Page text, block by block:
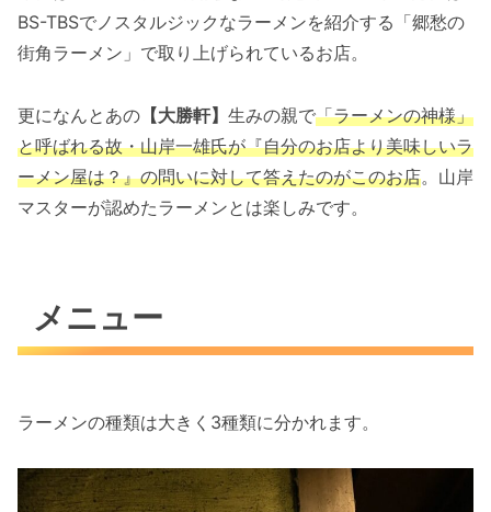
BS-TBSでノスタルジックなラーメンを紹介する「郷愁の
街角ラーメン」で取り上げられているお店。
更になんとあの 【大勝軒】 生みの親で「ラーメンの神様」
と呼ばれる故・山岸一雄氏が『自分のお店より美味しいラ
ーメン屋は？』の問いに対して答えたのがこのお店。山岸
マスターが認めたラーメンとは楽しみです。
メニュー
ラーメンの種類は大きく3種類に分かれます。